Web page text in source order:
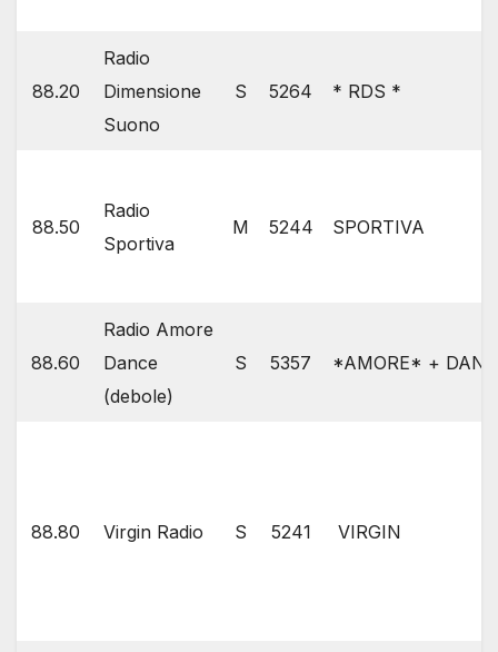
88.20
Radio
Dimensione
Suono
S 5264 * RDS *
88.50
Radio
Sportiva
M 5244 SPORTIVA
88.60
Radio Amore
Dance
(debole)
S 5357 *AMORE* +
88.80 Virgin Radio S 5241 VIRGIN